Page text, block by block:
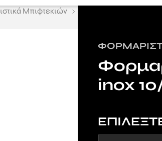
Μπιφτεκιών
inox